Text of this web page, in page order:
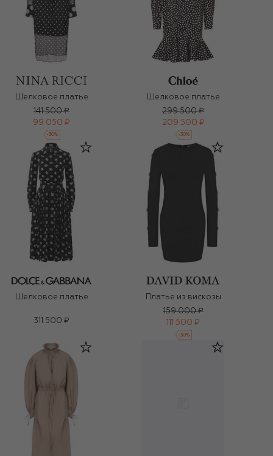
Шелковое платье
141 500 ₽
99 050 ₽
-30%
Шелковое платье
299 500 ₽
209 500 ₽
-30%
Шелковое платье
311 500 ₽
Платье из вискозы
159 000 ₽
111 500 ₽
-30%